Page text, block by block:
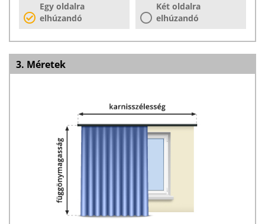
Egy oldalra
elhúzandó
Két oldalra
elhúzandó
3. Méretek